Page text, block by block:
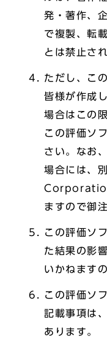
発・著作、
で複製、転
とは禁止さ
ただし、こ
皆様が作成
場合はこの
この評価ソ
さい。なお
場合には
Corporation
ますので御
この評価ソ
た結果の影
いかねます
この評価ソ
記載事項は
あります。